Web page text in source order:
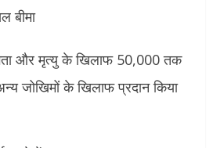
बीमा
और मृत्यु के खिलाफ 50,000 तक
जोखिमों के खिलाफ प्रदान किया